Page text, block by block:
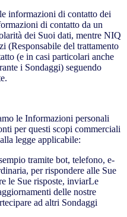
informazioni di contatto dei
di contatto da un
dei Suoi dati, mentre NIQ
(Responsabile del trattamento
(e in casi particolari anche
i Sondaggi) seguendo
le Informazioni personali
per questi scopi commerciali
legge applicabile:
tramite bot, telefono, e-
per rispondere alle Sue
le Sue risposte, inviarLe
delle nostre
ad altri Sondaggi